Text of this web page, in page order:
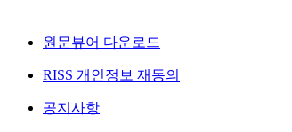
원문뷰어 다운로드
RISS 개인정보 재동의
공지사항